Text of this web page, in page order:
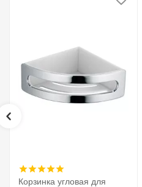
Корзинка угловая для